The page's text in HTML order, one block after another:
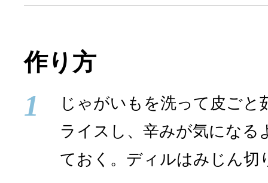
作り方
1
じゃがいもを洗って皮ごと
ライスし、辛みが気になる
ておく。ディルはみじん切